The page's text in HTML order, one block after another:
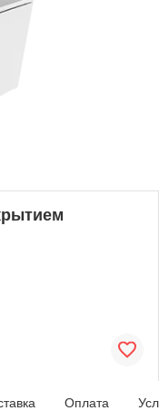
Оплата